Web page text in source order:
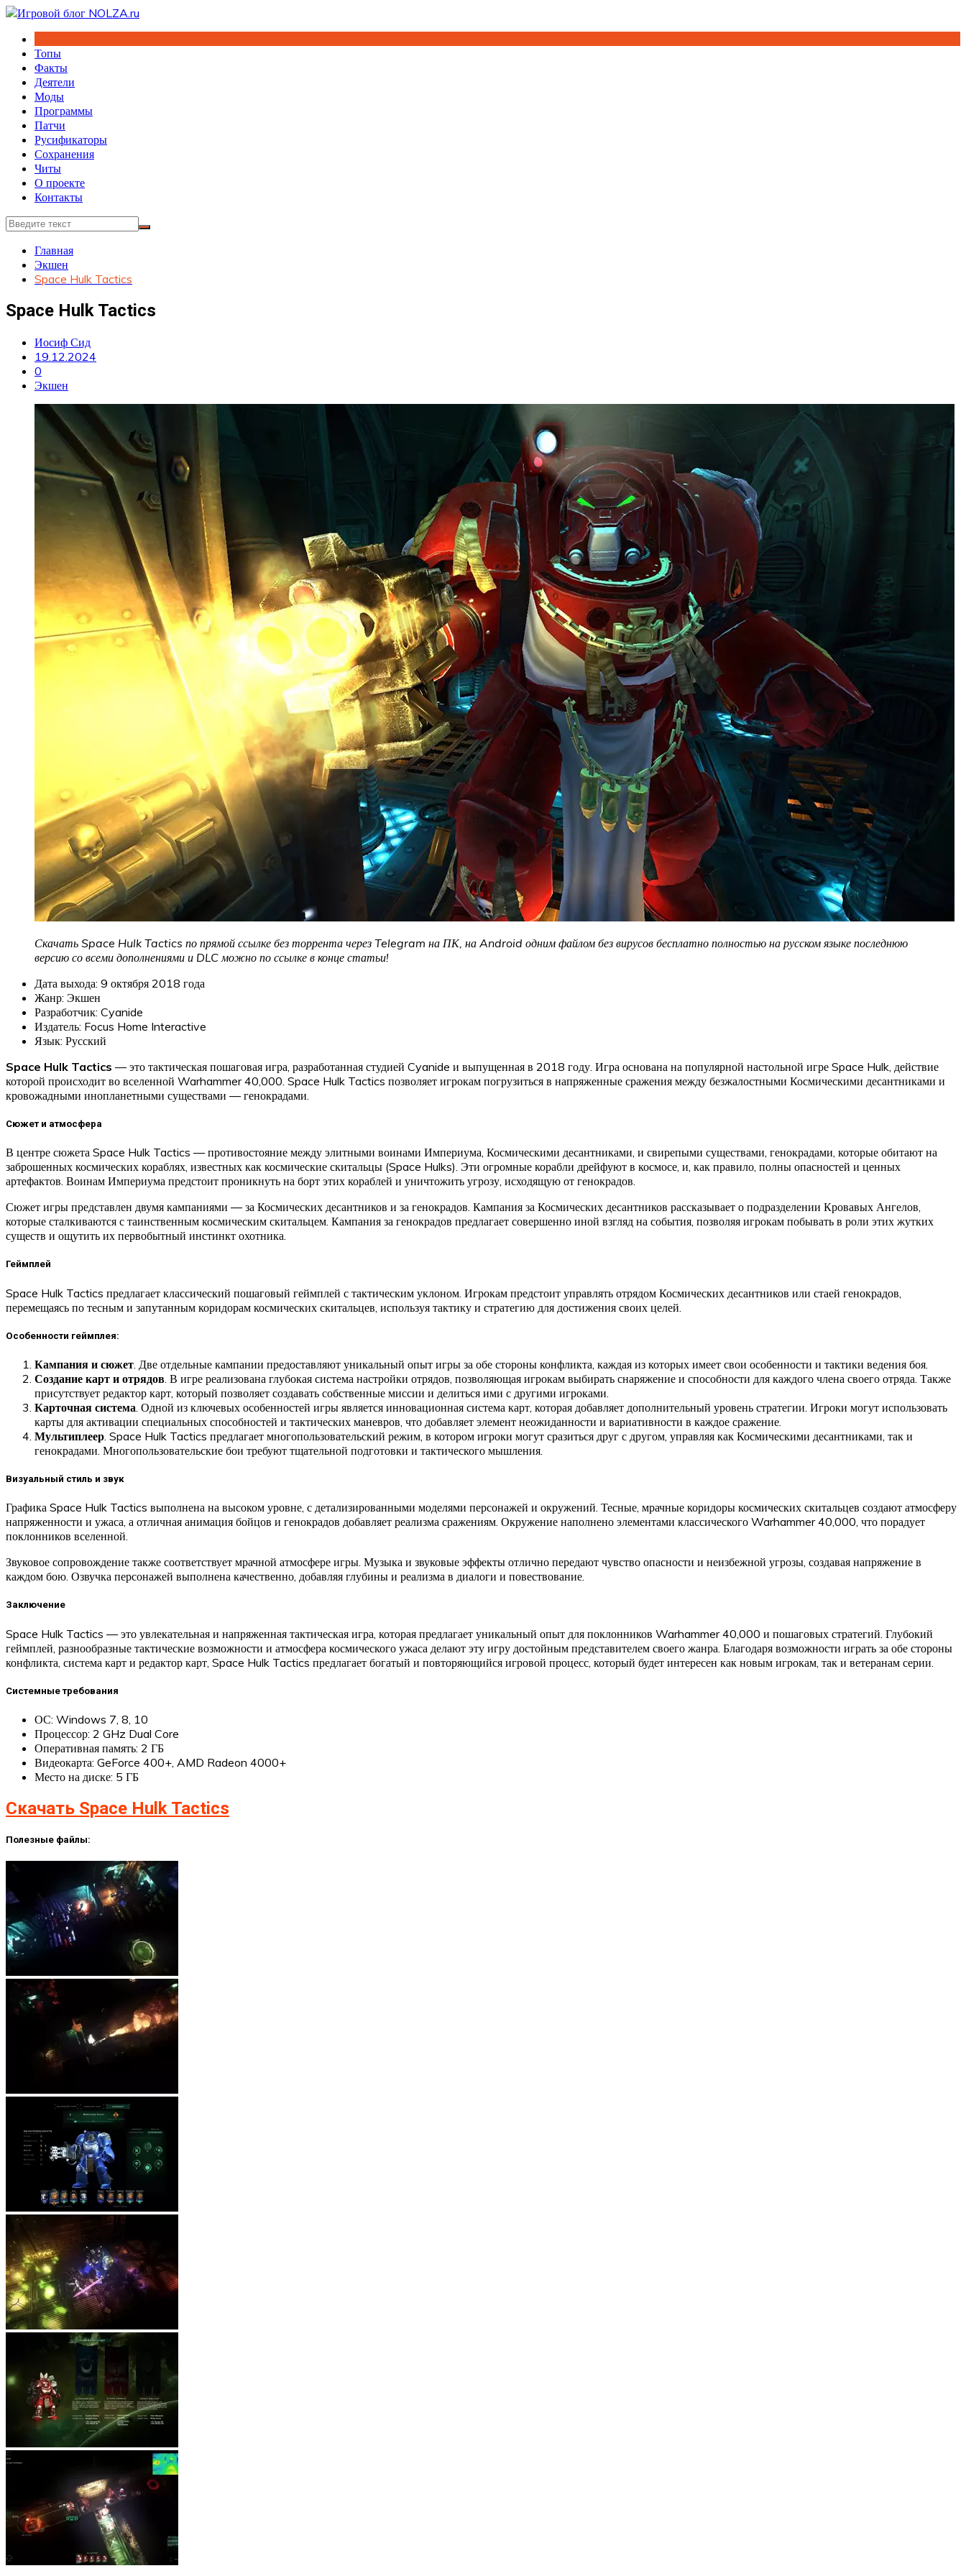
Перейти
содержимому
Топы
Факты
Деятели
Моды
Программы
Патчи
Русификаторы
Сохранения
Читы
О проекте
Контакты
Главная
Экшен
Space Hulk Tactics
Space Hulk Tactics
Иосиф Сид
19.12.2024
0
Экшен
Скачать Space Hulk Tactics по прямой ссылке без торрента через Telegram на ПК, на Android одним файлом без вирусов бесплатно полностью на русском языке последнюю
версию со всеми дополнениями и DLC можно по ссылке в конце статьи!
Дата выхода: 9 октября 2018 года
Жанр: Экшен
Разработчик: Cyanide
Издатель: Focus Home Interactive
Язык: Русский
Space Hulk Tactics — это тактическая пошаговая игра, разработанная студией Cyanide и выпущенная в 2018 году. Игра основана на популярной настольной игре Space Hulk, действие
которой происходит во вселенной Warhammer 40,000. Space Hulk Tactics позволяет игрокам погрузиться в напряженные сражения между безжалостными Космическими десантниками и
кровожадными инопланетными существами — генокрадами.
Сюжет и атмосфера
В центре сюжета Space Hulk Tactics — противостояние между элитными воинами Империума, Космическими десантниками, и свирепыми существами, генокрадами, которые обитают на
заброшенных космических кораблях, известных как космические скитальцы (Space Hulks). Эти огромные корабли дрейфуют в космосе, и, как правило, полны опасностей и ценных
артефактов. Воинам Империума предстоит проникнуть на борт этих кораблей и уничтожить угрозу, исходящую от генокрадов.
Сюжет игры представлен двумя кампаниями — за Космических десантников и за генокрадов. Кампания за Космических десантников рассказывает о подразделении Кровавых Ангелов,
которые сталкиваются с таинственным космическим скитальцем. Кампания за генокрадов предлагает совершенно иной взгляд на события, позволяя игрокам побывать в роли этих жутких
существ и ощутить их первобытный инстинкт охотника.
Геймплей
Space Hulk Tactics предлагает классический пошаговый геймплей с тактическим уклоном. Игрокам предстоит управлять отрядом Космических десантников или стаей генокрадов,
перемещаясь по тесным и запутанным коридорам космических скитальцев, используя тактику и стратегию для достижения своих целей.
Особенности геймплея:
Кампания и сюжет . Две отдельные кампании предоставляют уникальный опыт игры за обе стороны конфликта, каждая из которых имеет свои особенности и тактики ведения боя.
Создание карт и отрядов . В игре реализована глубокая система настройки отрядов, позволяющая игрокам выбирать снаряжение и способности для каждого члена своего отряда. Также
присутствует редактор карт, который позволяет создавать собственные миссии и делиться ими с другими игроками.
Карточная система . Одной из ключевых особенностей игры является инновационная система карт, которая добавляет дополнительный уровень стратегии. Игроки могут использовать
карты для активации специальных способностей и тактических маневров, что добавляет элемент неожиданности и вариативности в каждое сражение.
Мультиплеер . Space Hulk Tactics предлагает многопользовательский режим, в котором игроки могут сразиться друг с другом, управляя как Космическими десантниками, так и
генокрадами. Многопользовательские бои требуют тщательной подготовки и тактического мышления.
Визуальный стиль и звук
Графика Space Hulk Tactics выполнена на высоком уровне, с детализированными моделями персонажей и окружений. Тесные, мрачные коридоры космических скитальцев создают атмосферу
напряженности и ужаса, а отличная анимация бойцов и генокрадов добавляет реализма сражениям. Окружение наполнено элементами классического Warhammer 40,000, что порадует
поклонников вселенной.
Звуковое сопровождение также соответствует мрачной атмосфере игры. Музыка и звуковые эффекты отлично передают чувство опасности и неизбежной угрозы, создавая напряжение в
каждом бою. Озвучка персонажей выполнена качественно, добавляя глубины и реализма в диалоги и повествование.
Заключение
Space Hulk Tactics — это увлекательная и напряженная тактическая игра, которая предлагает уникальный опыт для поклонников Warhammer 40,000 и пошаговых стратегий. Глубокий
геймплей, разнообразные тактические возможности и атмосфера космического ужаса делают эту игру достойным представителем своего жанра. Благодаря возможности играть за обе стороны
конфликта, система карт и редактор карт, Space Hulk Tactics предлагает богатый и повторяющийся игровой процесс, который будет интересен как новым игрокам, так и ветеранам серии.
Системные требования
ОС: Windows 7, 8, 10
Процессор: 2 GHz Dual Core
Оперативная память: 2 ГБ
Видеокарта: GeForce 400+, AMD Radeon 4000+
Место на диске: 5 ГБ
Скачать Space Hulk Tactics
Полезные файлы: